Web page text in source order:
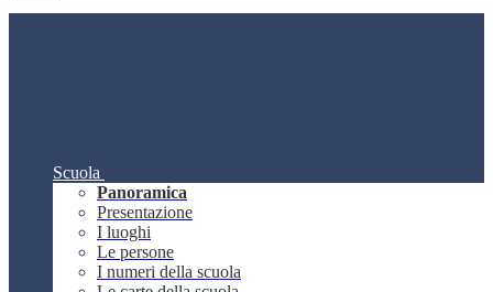
Scuola
Panoramica
Presentazione
I luoghi
Le persone
I numeri della scuola